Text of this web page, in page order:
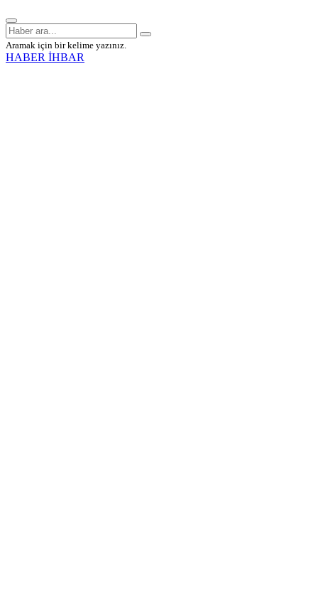
Aramak için bir kelime yazınız.
HABER İHBAR